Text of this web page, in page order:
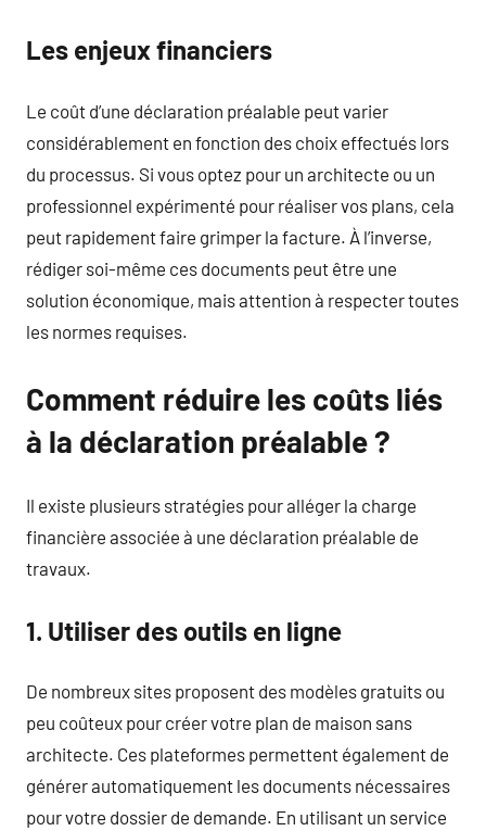
Les enjeux financiers
Le coût d’une déclaration préalable peut varier
considérablement en fonction des choix effectués lors
du processus. Si vous optez pour un architecte ou un
professionnel expérimenté pour réaliser vos plans, cela
peut rapidement faire grimper la facture. À l’inverse,
rédiger soi-même ces documents peut être une
solution économique, mais attention à respecter toutes
les normes requises.
Comment réduire les coûts liés
à la déclaration préalable ?
Il existe plusieurs stratégies pour alléger la charge
financière associée à une déclaration préalable de
travaux.
1. Utiliser des outils en ligne
De nombreux sites proposent des modèles gratuits ou
peu coûteux pour créer votre plan de maison sans
architecte. Ces plateformes permettent également de
générer automatiquement les documents nécessaires
pour votre dossier de demande. En utilisant un service